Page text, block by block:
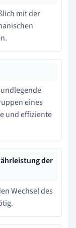
mit der
eines
und effiziente
der
Wechsel des